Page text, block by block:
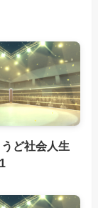
ど社会人生